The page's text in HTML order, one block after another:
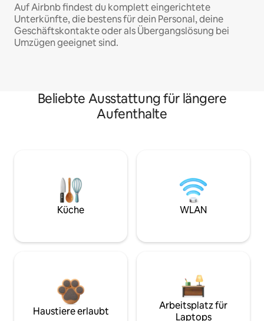
Auf Airbnb findest du komplett eingerichtete
Unterkünfte, die bestens für dein Personal, deine
Geschäftskontakte oder als Übergangslösung bei
Umzügen geeignet sind.
Beliebte Ausstattung für längere
Aufenthalte
Küche WLAN
Haustiere erlaubt
Arbeitsplatz für
Laptops